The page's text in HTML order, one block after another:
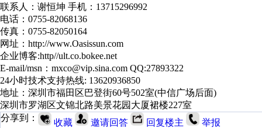
联系人：谢恒坤 手机：13715296992
电话：0755-82068136
传真：0755-82050164
网址：http://www.Oasissun.com
企业博客:http//ult.co.bokee.net
E-mail/msn：mxco@vip.sina.com QQ:27893322
24小时技术支持热线: 13620936850
地址：深圳市福田区巴登街60号502室(中信广场后面)
深圳市罗湖区文锦北路美景花园大厦裙楼227室
分享到：
收藏 邀请回答 回复楼主 举报